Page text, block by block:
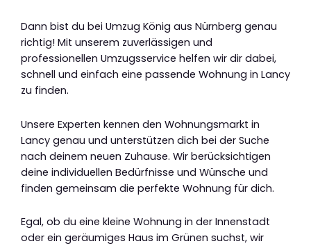
Dann bist du bei Umzug König aus Nürnberg genau
richtig! Mit unserem zuverlässigen und
professionellen Umzugsservice helfen wir dir dabei,
schnell und einfach eine passende Wohnung in Lancy
zu finden.
Unsere Experten kennen den Wohnungsmarkt in
Lancy genau und unterstützen dich bei der Suche
nach deinem neuen Zuhause. Wir berücksichtigen
deine individuellen Bedürfnisse und Wünsche und
finden gemeinsam die perfekte Wohnung für dich.
Egal, ob du eine kleine Wohnung in der Innenstadt
oder ein geräumiges Haus im Grünen suchst, wir